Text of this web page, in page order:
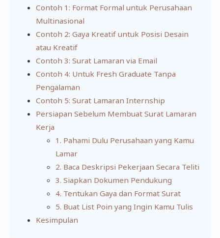
Contoh 1: Format Formal untuk Perusahaan
Multinasional
Contoh 2: Gaya Kreatif untuk Posisi Desain
atau Kreatif
Contoh 3: Surat Lamaran via Email
Contoh 4: Untuk Fresh Graduate Tanpa
Pengalaman
Contoh 5: Surat Lamaran Internship
Persiapan Sebelum Membuat Surat Lamaran
Kerja
1. Pahami Dulu Perusahaan yang Kamu
Lamar
2. Baca Deskripsi Pekerjaan Secara Teliti
3. Siapkan Dokumen Pendukung
4. Tentukan Gaya dan Format Surat
5. Buat List Poin yang Ingin Kamu Tulis
Kesimpulan